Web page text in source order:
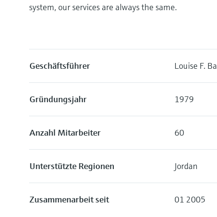
system, our services are always the same.
Geschäftsführer Louise F.
Gründungsjahr 1979
Anzahl Mitarbeiter 60
Unterstützte Regionen Jordan
Zusammenarbeit seit 01 2005